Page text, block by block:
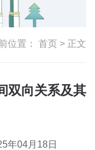
位置： 首页 > 正文
双向关系及其
年04月18日